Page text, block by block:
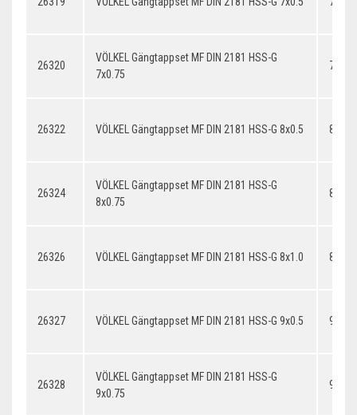
26320
VÖLKEL Gängtappset MF DIN 2181 HSS-G
7x0.75
26322 VÖLKEL Gängtappset MF DIN 2181 HSS-G 8x0.5 8x0.5
26324
VÖLKEL Gängtappset MF DIN 2181 HSS-G
8x0.75
26326 VÖLKEL Gängtappset MF DIN 2181 HSS-G 8x1.0 8x1.0
26327 VÖLKEL Gängtappset MF DIN 2181 HSS-G 9x0.5 9x0.5
26328
VÖLKEL Gängtappset MF DIN 2181 HSS-G
9x0.75